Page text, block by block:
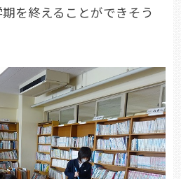
を終えることができそう